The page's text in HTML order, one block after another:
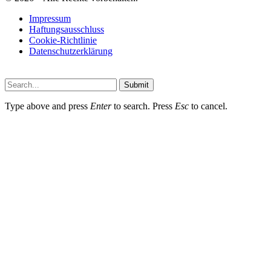
Impressum
Haftungsausschluss
Cookie-Richtlinie
Datenschutzerklärung
Submit
Type above and press Enterto search. Press Esc to cancel.